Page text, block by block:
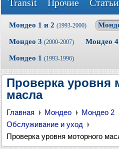
Transit
Прочие Статьи
Мондео 1 и 2 (1993-2000)
Мондео 3 (2000-2007) Мондео 4
Мондео 1 (1993-1996)
Проверка уровня
масла
Главная Мондео Мондео 2
Обслуживание и уход
Проверка уровня моторного